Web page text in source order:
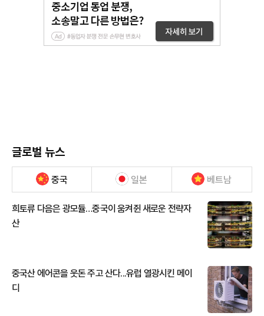
글로벌 뉴스
중국 일본 베트남
희토류 다음은 광모듈…중국이 움켜쥔 새로운 전략자
산
중국산 에어콘을 웃돈 주고 산다...유럽 열광시킨 메이
디